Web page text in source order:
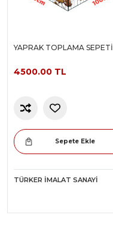
YAPRAK TOPLAMA SEPETİ
4500.00 TL
Sepete Ekle
TÜRKER İMALAT SANAYI